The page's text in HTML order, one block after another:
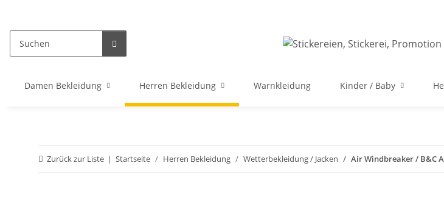
Damen Bekleidung Herren Bekleidung Warnkleidung Kinder / Baby
Zurück zur Liste Startseite Herren Bekleidung Wetterbekleidung / Jacken Air Windbreaker / B&C